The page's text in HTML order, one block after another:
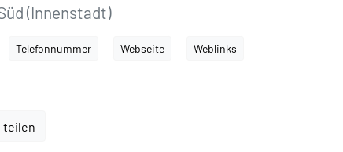
(Innenstadt)
Telefonnummer Webseite Weblinks
teilen